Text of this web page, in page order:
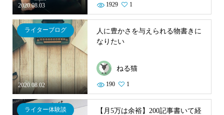
2020.08.03 1929 1
2020.08.02
ライターブログ
人に豊かさを与えられる物書きに
なりたい
ねる猫
190 1
ライター体験談
【月5万は余裕】200記事書いて経